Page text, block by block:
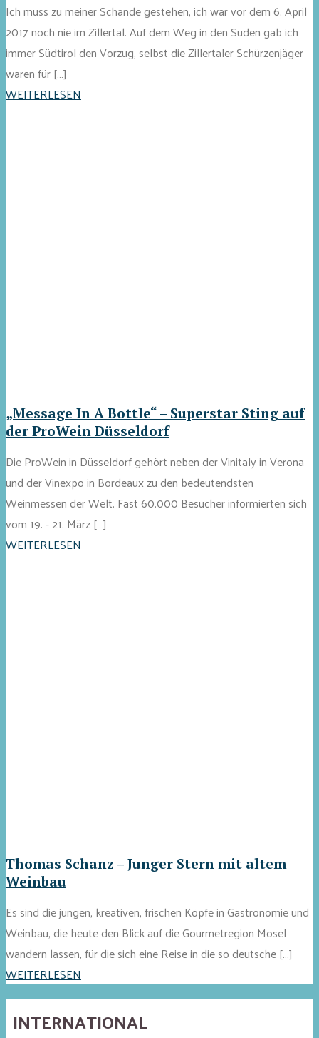
Ich muss zu meiner Schande gestehen, ich war vor dem 6. April
2017 noch nie im Zillertal. Auf dem Weg in den Süden gab ich
immer Südtirol den Vorzug, selbst die Zillertaler Schürzenjäger
waren für […]
WEITERLESEN
„Message In A Bottle“ – Superstar Sting auf
der ProWein Düsseldorf
Die ProWein in Düsseldorf gehört neben der Vinitaly in Verona
und der Vinexpo in Bordeaux zu den bedeutendsten
Weinmessen der Welt. Fast 60.000 Besucher informierten sich
vom 19. - 21. März […]
WEITERLESEN
Thomas Schanz – Junger Stern mit altem
Weinbau
Es sind die jungen, kreativen, frischen Köpfe in Gastronomie und
Weinbau, die heute den Blick auf die Gourmetregion Mosel
wandern lassen, für die sich eine Reise in die so deutsche […]
WEITERLESEN
INTERNATIONAL